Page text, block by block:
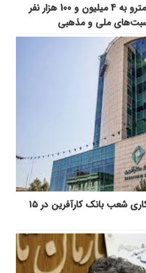
خدمات‌دهي مترو به 4 ميليون و 100 هزار نفر
ملي و مذهبي
تغییر ساعت کاری شعب بانک کارآفرین در ۱۵